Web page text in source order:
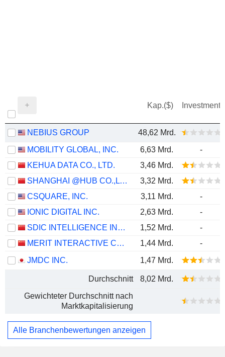
Kap.($) Investment
NEBIUS GROUP
48,62 Mrd.
MOBILITY GLOBAL, INC.
6,63 Mrd.
-
KEHUA DATA CO., LTD.
3,46 Mrd.
SHANGHAI @HUB CO.,LTD.
3,32 Mrd.
CSQUARE, INC.
3,11 Mrd.
-
IONIC DIGITAL INC.
2,63 Mrd.
-
SDIC INTELLIGENCE INFORMATION TECHNOLOGY CO., LTD.
1,52 Mrd.
-
MERIT INTERACTIVE CO.,LTD.
1,44 Mrd.
-
JMDC INC.
1,47 Mrd.
Durchschnitt
8,02 Mrd.
Gewichteter Durchschnitt nach
Marktkapitalisierung
Alle Branchenbewertungen anzeigen